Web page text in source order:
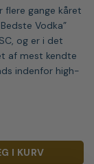
flere gange kåret
Vodka”
og er i det
af mest kendte
indenfor high-
I KURV